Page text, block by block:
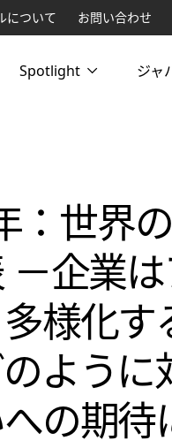
について お問い合わせ
Spotlight ジャ
：世界
－企業
様化す
ように
の期待